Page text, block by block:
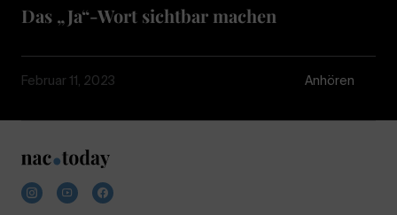
Das „Ja“-Wort sichtbar machen
Februar 11, 2023 Anhören